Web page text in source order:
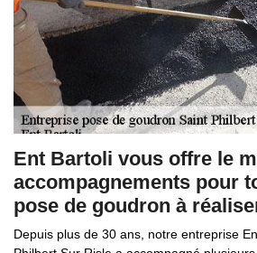
Ent Bartoli vous offre le
accompagnements pour
pose de goudron à
Depuis plus de 30 ans, notre entreprise